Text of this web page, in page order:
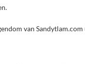
van